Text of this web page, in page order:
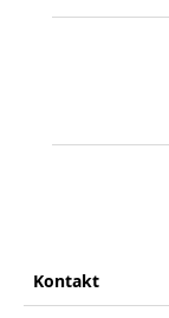
Kontakt